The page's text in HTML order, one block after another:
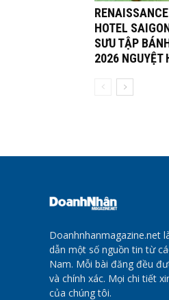
HOTEL
SƯU TẬP
2026 NGUYỆT
Doanhnhanmagazine.net
dẫn một số nguồn tin từ
Nam. Mỗi bài đăng đều
và chính xác. Mọi chi tiết
của chúng tôi.